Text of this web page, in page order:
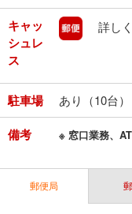
キャッ
シュレ
ス
郵便
詳し
駐車場 あり（10台）
備考 ※ 窓口業務、
郵便局